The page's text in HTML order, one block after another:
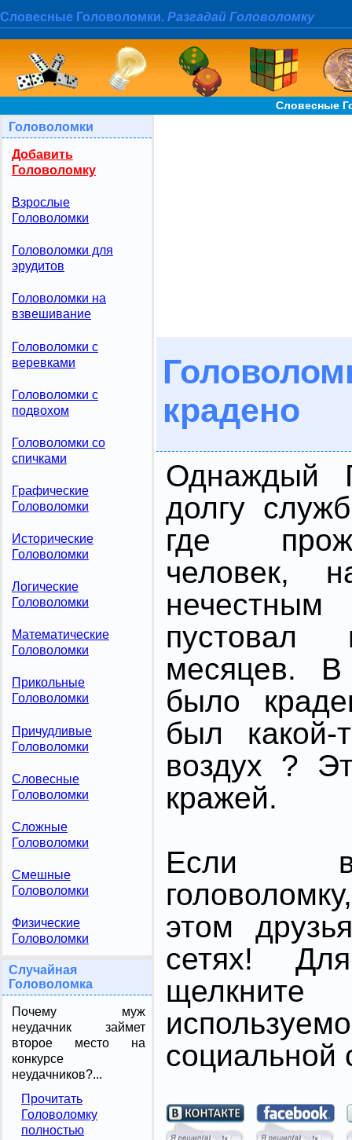
Словесные Головоломки. Разгадай Головоломку
Словесные
Головоломки
Добавить
Головоломку
Взрослые
Головоломки
Головоломки для
эрудитов
Головоломки на
взвешивание
Головоломки с
веревками
Головоломки с
подвохом
Головоломки со
спичками
Графические
Головоломки
Исторические
Головоломки
Логические
Головоломки
Математические
Головоломки
Прикольные
Головоломки
Причудливые
Головоломки
Словесные
Головоломки
Сложные
Головоломки
Смешные
Головоломки
Физические
Головоломки
Случайная
Головоломка
Почему муж
неудачник займет
второе место на
конкурсе
неудачников?...
Прочитать
Головоломку
полностью
крадено
Однаждый
долгу
где
человек,
пустовал
месяцев.
было
был
воздух ?
кражей.
Если
этом
сетях!
социальной